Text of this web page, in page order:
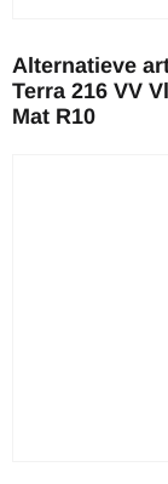
Alternatieve
Terra 216 VV
Mat R10